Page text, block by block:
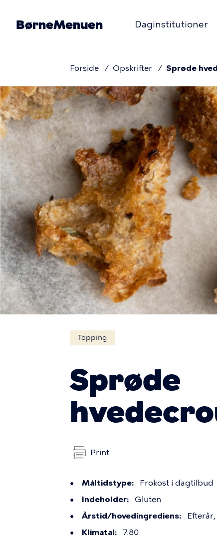
hovedindhold
BørneMenuen Daginstitutioner
Forside Opskrifter Sprøde
Billede
Topping
Sprøde
Print
Måltidstype
Frokost i dagtilbud
Indeholder
Gluten
Årstid/hovedingrediens
Efterår
Klimatal
7.80